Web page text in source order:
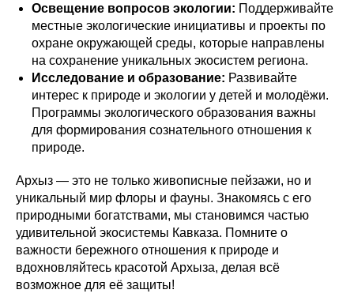
Освещение вопросов экологии: Поддерживайте
местные экологические инициативы и проекты по
охране окружающей среды, которые направлены
на сохранение уникальных экосистем региона.
Исследование и образование: Развивайте
интерес к природе и экологии у детей и молодёжи.
Программы экологического образования важны
для формирования сознательного отношения к
природе.
Архыз — это не только живописные пейзажи, но и
уникальный мир флоры и фауны. Знакомясь с его
природными богатствами, мы становимся частью
удивительной экосистемы Кавказа. Помните о
важности бережного отношения к природе и
вдохновляйтесь красотой Архыза, делая всё
возможное для её защиты!